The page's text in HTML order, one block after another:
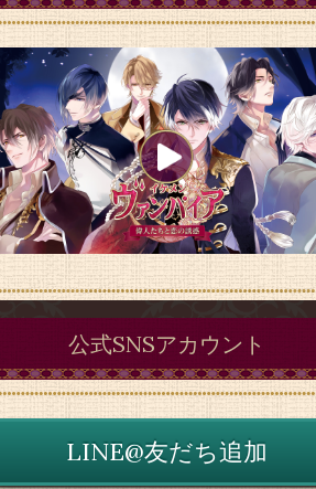
公式SNSアカウント
LINE@友だち追加